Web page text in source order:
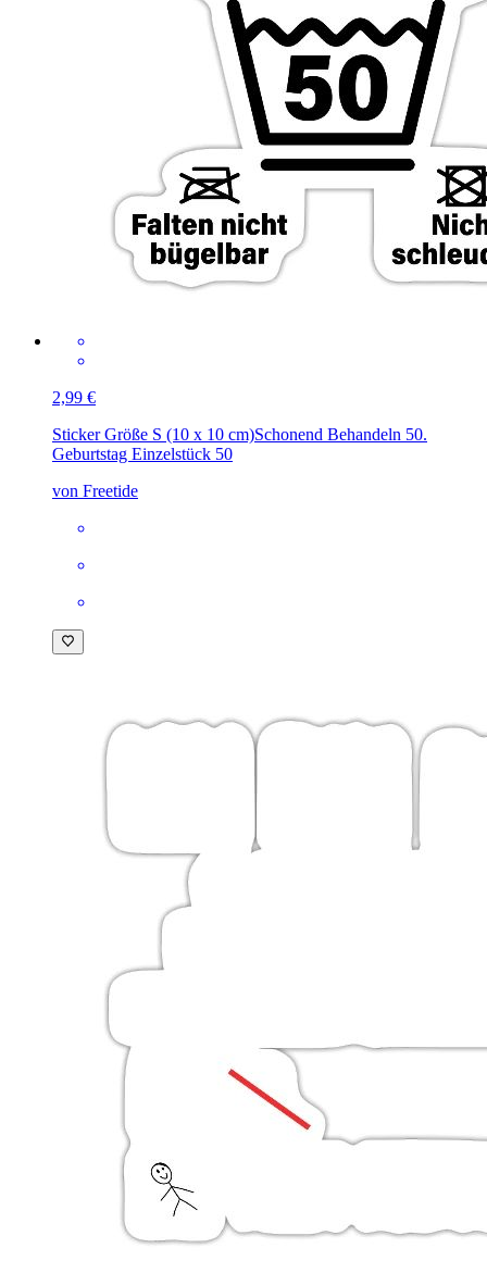
2,99 €
Sticker Größe S (10 x 10 cm)Schonend Behandeln 50.
Geburtstag Einzelstück 50
von Freetide